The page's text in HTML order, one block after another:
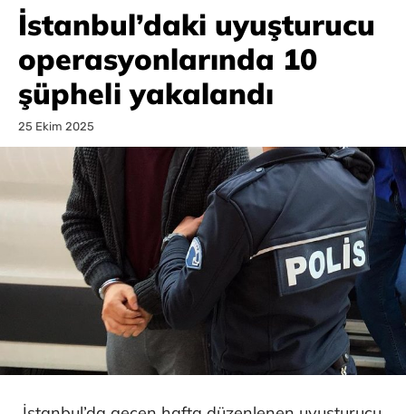
İstanbul’daki uyuşturucu
operasyonlarında 10
şüpheli yakalandı
25 Ekim 2025